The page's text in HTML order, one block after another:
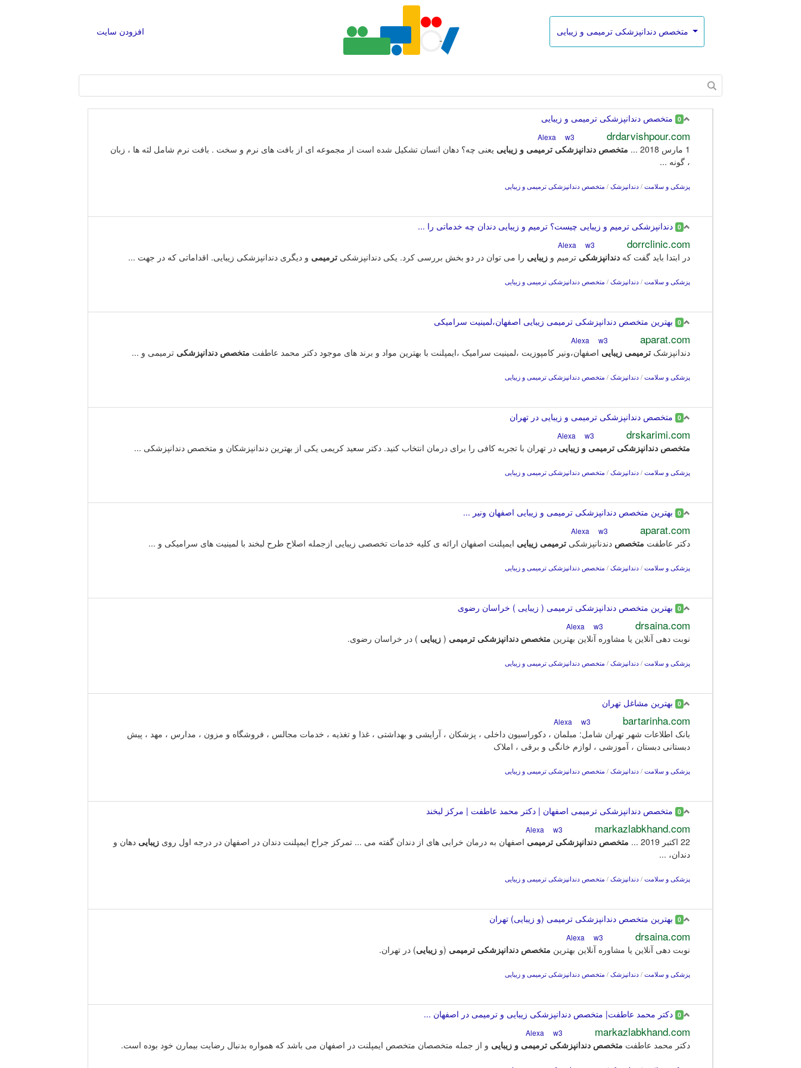
افزودن سایت
0 متخصص دندانپزشکی ترمیمی و زیبایی
drdarvishpour.com
w3
1 مارس 2018 ... متخصص دندانپزشکی ترمیمی و زیبایی یعنی چه؟ دهان انسان تشکیل شده است از مجموعه ای از بافت های نرم و سخت . بافت نرم شامل لثه ها ، زبان
، گونه ...
پزشکی و سلامت / دندانپزشک / متخصص دندانپزشکی ترمیمی و زیبایی
0 دندانپزشکی ترمیم و زیبایی چیست؟ ترمیم و زیبایی دندان چه خدماتی را ...
dorrclinic.com
w3
در ابتدا باید گفت که دندانپزشکی ترمیم و زیبایی را می توان در دو بخش بررسی کرد. یکی دندانپزشکی ترمیمی و دیگری دندانپزشکی زیبایی. اقداماتی که در جهت ...
پزشکی و سلامت / دندانپزشک / متخصص دندانپزشکی ترمیمی و زیبایی
0 بهترین متخصص دندانپزشکی ترمیمی زیبایی اصفهان،لمینیت سرامیکی
aparat.com
w3
دندانپزشک ترمیمی زیبایی اصفهان،ونیر کامپوزیت ،لمینیت سرامیک ،ایمپلنت با بهترین مواد و برند های موجود دکتر محمد عاطفت متخصص دندانپزشکی ترمیمی و ...
پزشکی و سلامت / دندانپزشک / متخصص دندانپزشکی ترمیمی و زیبایی
0 متخصص دندانپزشکی ترمیمی و زیبایی در تهران
drskarimi.com
w3
متخصص دندانپزشکی ترمیمی و زیبایی در تهران با تجربه کافی را برای درمان انتخاب کنید. دکتر سعید کریمی یکی از بهترین دندانپزشکان و متخصص دندانپزشکی ...
پزشکی و سلامت / دندانپزشک / متخصص دندانپزشکی ترمیمی و زیبایی
0 بهترین متخصص دندانپزشکی ترمیمی و زیبایی اصفهان ونیر ...
aparat.com
w3
دکتر عاطفت متخصص دندنانپزشکی ترمیمی زیبایی ایمپلنت اصفهان ارائه ی کلیه خدمات تخصصی زیبایی ازجمله اصلاح طرح لبخند با لمینیت های سرامیکی و ...
پزشکی و سلامت / دندانپزشک / متخصص دندانپزشکی ترمیمی و زیبایی
0 بهترین متخصص دندانپزشکی ترمیمی ( زیبایی ) خراسان رضوی
drsaina.com
w3
نوبت دهی آنلاین یا مشاوره آنلاین بهترین متخصص دندانپزشکی ترمیمی ( زیبایی ) در خراسان رضوی.
پزشکی و سلامت / دندانپزشک / متخصص دندانپزشکی ترمیمی و زیبایی
0 بهترین مشاغل تهران
bartarinha.com
w3
بانک اطلاعات شهر تهران شامل: مبلمان ، دکوراسیون داخلی ، پزشکان ، آرایشی و بهداشتی ، غذا و تغذیه ، خدمات مجالس ، فروشگاه و مزون ، مدارس ، مهد ، پیش
دبستانی دبستان ، آموزشی ، لوازم خانگی و برقی ، املاک
پزشکی و سلامت / دندانپزشک / متخصص دندانپزشکی ترمیمی و زیبایی
0 متخصص دندانپزشکی ترمیمی اصفهان | دکتر محمد عاطفت | مرکز لبخند
markazlabkhand.com
w3
22 اکتبر 2019 ... متخصص دندانپزشکی ترمیمی اصفهان به درمان خرابی های از دندان گفته می ... تمرکز جراح ایمپلنت دندان در اصفهان در درجه اول روی زیبایی دهان و
دندان، ...
پزشکی و سلامت / دندانپزشک / متخصص دندانپزشکی ترمیمی و زیبایی
0 بهترین متخصص دندانپزشکی ترمیمی (و زیبایی) تهران
drsaina.com
w3
نوبت دهی آنلاین یا مشاوره آنلاین بهترین متخصص دندانپزشکی ترمیمی (و زیبایی) در تهران.
پزشکی و سلامت / دندانپزشک / متخصص دندانپزشکی ترمیمی و زیبایی
0 دکتر محمد عاطفت| متخصص دندانپزشکی زیبایی و ترمیمی در اصفهان ...
markazlabkhand.com
w3
دکتر محمد عاطفت متخصص دندانپزشکی ترمیمی و زیبایی و از جمله متخصصان متخصص ایمپلنت در اصفهان می باشد که همواره بدنبال رضایت بیمارن خود بوده است.